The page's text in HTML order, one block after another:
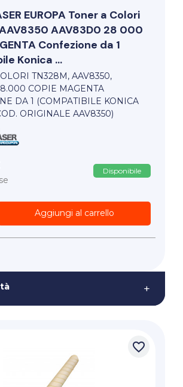
EUROPA Toner a Colori
AAV83D0 28 000
Confezione da 1
Konica ...
TN328M, AAV8350,
COPIE MAGENTA
DA 1 (COMPATIBILE KONICA
ORIGINALE AAV8350)
Disponibile
Aggiungi al carrello
+
favorite_border